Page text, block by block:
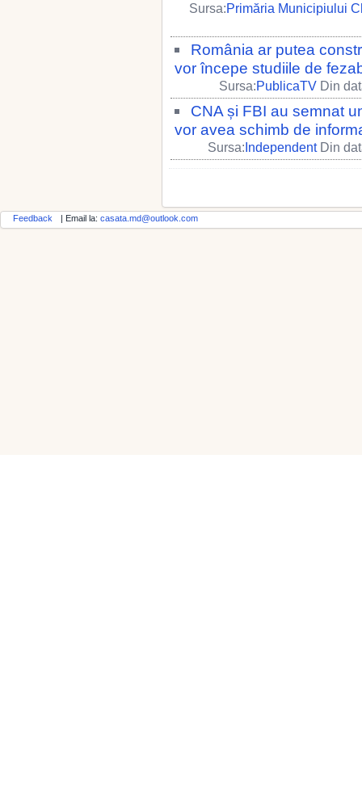
Sursa:Primăria Municipiului
România ar putea
vor începe studiile de
Sursa:PublicaTV Din
CNA și FBI au semnat
vor avea schimb de
Sursa:IndependentDin
Feedback | Email la: casata.md@outlook.com